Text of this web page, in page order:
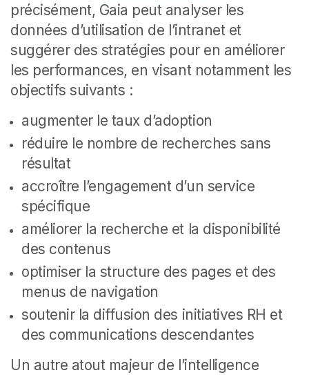
précisément, Gaia peut analyser les
données d’utilisation de l’intranet et
suggérer des stratégies pour en améliorer
les performances, en visant notamment les
objectifs suivants :
augmenter le taux d’adoption
réduire le nombre de recherches sans
résultat
accroître l’engagement d’un service
spécifique
améliorer la recherche et la disponibilité
des contenus
optimiser la structure des pages et des
menus de navigation
soutenir la diffusion des initiatives RH et
des communications descendantes
Un autre atout majeur de l’intelligence